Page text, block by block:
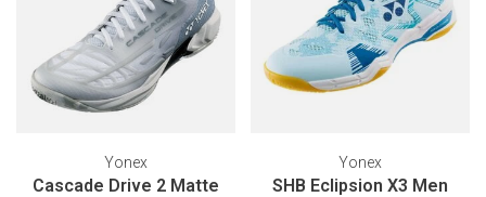
Yonex
Cascade Drive 2 Matte
Yonex
SHB Eclipsion X3 Men